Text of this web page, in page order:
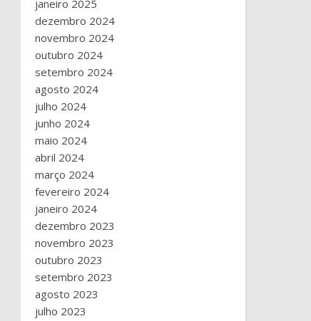
janeiro 2025
dezembro 2024
novembro 2024
outubro 2024
setembro 2024
agosto 2024
julho 2024
junho 2024
maio 2024
abril 2024
março 2024
fevereiro 2024
janeiro 2024
dezembro 2023
novembro 2023
outubro 2023
setembro 2023
agosto 2023
julho 2023